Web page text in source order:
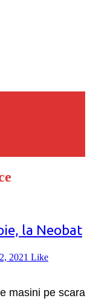
la Neobat
2021 Like
masini pe scara